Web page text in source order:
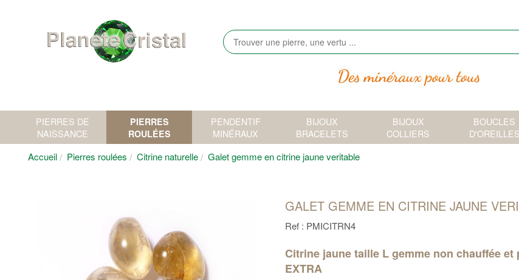
PIERRES DE
NAISSANCE
PIERRES
ROULÉES
PENDENTIF
MINÉRAUX
BIJOUX
BRACELETS
BIJOUX
COLLIERS
BOUCLES
D'OREILLES
Accueil Pierres roulées Citrine naturelle Galet gemme en citrine jaune veritable
GALET GEMME EN CITRINE JAUNE
Ref : PMICITRN4
Citrine jaune taille L gemme non chauffée et
EXTRA